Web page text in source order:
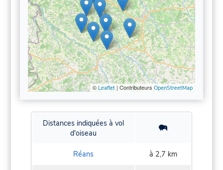
© Leaflet| Contributeurs OpenStreetMap
Distances indiquées à vol
d'oiseau
Réans à 2,7 km